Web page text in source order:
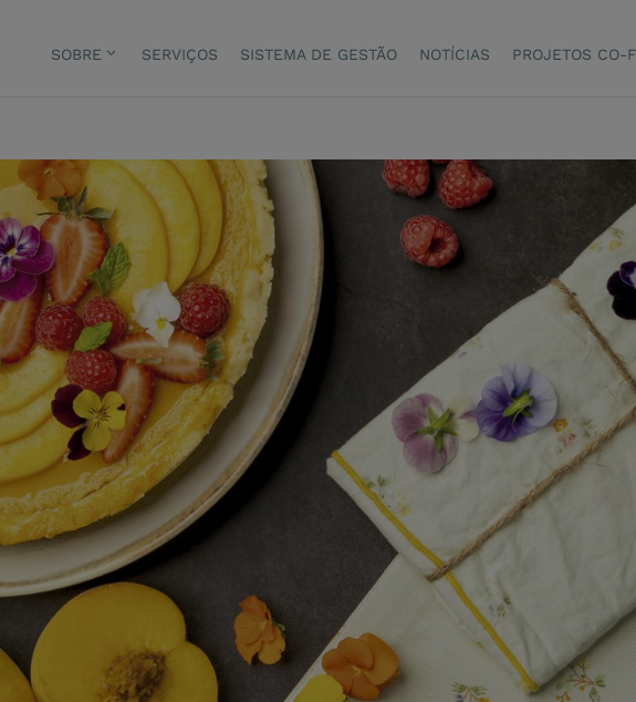
SOBRE SERVIÇOS SISTEMA DE GESTÃO NOTÍCIAS PROJETOS CO-